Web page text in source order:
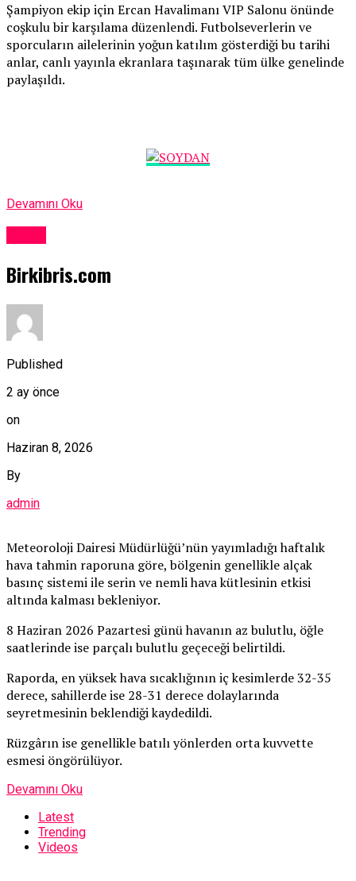
Şampiyon ekip için Ercan Havalimanı VIP Salonu önünde
coşkulu bir karşılama düzenlendi. Futbolseverlerin ve
sporcuların ailelerinin yoğun katılım gösterdiği bu tarihi
anlar, canlı yayınla ekranlara taşınarak tüm ülke genelinde
paylaşıldı.
Devamını Oku
Birkibris.com
Published
2 ay önce
on
Haziran 8, 2026
By
admin
Meteoroloji Dairesi Müdürlüğü’nün yayımladığı haftalık
hava tahmin raporuna göre, bölgenin genellikle alçak
basınç sistemi ile serin ve nemli hava kütlesinin etkisi
altında kalması bekleniyor.
8 Haziran 2026 Pazartesi günü havanın az bulutlu, öğle
saatlerinde ise parçalı bulutlu geçeceği belirtildi.
Raporda, en yüksek hava sıcaklığının iç kesimlerde 32-35
derece, sahillerde ise 28-31 derece dolaylarında
seyretmesinin beklendiği kaydedildi.
Rüzgârın ise genellikle batılı yönlerden orta kuvvette
esmesi öngörülüyor.
Devamını Oku
Latest
Trending
Videos